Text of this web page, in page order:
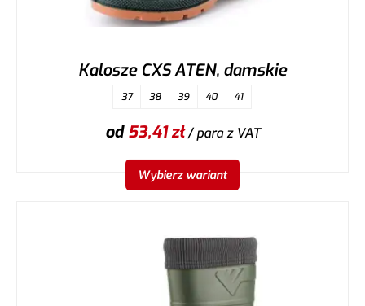
Kalosze CXS ATEN, damskie
37 38 39 40 41
od53,41zł/ paraz VAT
Wybierz wariant